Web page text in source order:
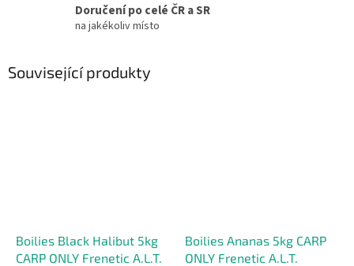
Doručení po celé ČR a SR
na jakékoliv místo
Související produkty
Boilies Black Halibut 5kg
CARP ONLY Frenetic A.L.T.
Boilies Ananas 5kg CARP
ONLY Frenetic A.L.T.